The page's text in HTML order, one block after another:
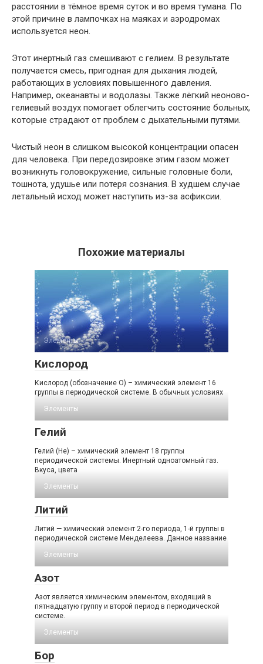
расстоянии в тёмное время суток и во время тумана. По
этой причине в лампочках на маяках и аэродромах
используется неон.
Этот инертный газ смешивают с гелием. В результате
получается смесь, пригодная для дыхания людей,
работающих в условиях повышенного давления.
Например, океанавты и водолазы. Также лёгкий неоново-
гелиевый воздух помогает облегчить состояние больных,
которые страдают от проблем с дыхательными путями.
Чистый неон в слишком высокой концентрации опасен
для человека. При передозировке этим газом может
возникнуть головокружение, сильные головные боли,
тошнота, удушье или потеря сознания. В худшем случае
летальный исход может наступить из-за асфиксии.
Похожие материалы
Элементы
Кислород
Кислород (обозначение O) – химический элемент 16
группы в периодической системе. В обычных условиях
Элементы
Гелий
Гелий (He) – химический элемент 18 группы
периодической системы. Инертный одноатомный газ.
Вкуса, цвета
Элементы
Литий
Литий — химический элемент 2-го периода, 1-й группы в
периодической системе Менделеева. Данное название
Элементы
Азот
Азот является химическим элементом, входящий в
пятнадцатую группу и второй период в периодической
системе.
Элементы
Бор